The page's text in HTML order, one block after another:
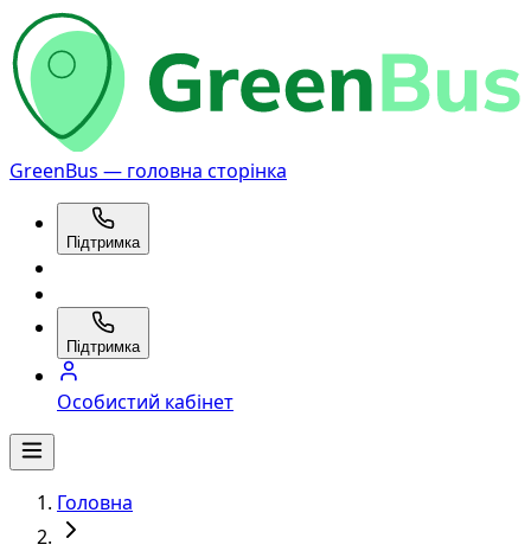
GreenBus — головна сторінка
Підтримка
Підтримка
Особистий кабінет
Головна